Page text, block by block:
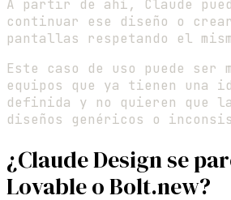
A partir de ahí, Claude
continuar ese diseño o
pantallas respetando el
Este caso de uso puede ser
equipos que ya tienen una
definida y no quieren que
diseños genéricos o
¿Claude Design se
Lovable o Bolt.new?